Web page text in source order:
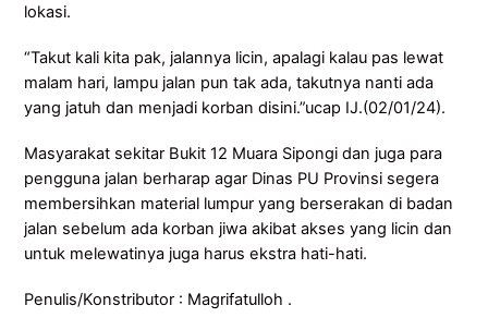
lokasi.
“Takut kali kita pak, jalannya licin, apalagi kalau pas lewat
malam hari, lampu jalan pun tak ada, takutnya nanti ada
yang jatuh dan menjadi korban disini.”ucap IJ.(02/01/24).
Masyarakat sekitar Bukit 12 Muara Sipongi dan juga para
pengguna jalan berharap agar Dinas PU Provinsi segera
membersihkan material lumpur yang berserakan di badan
jalan sebelum ada korban jiwa akibat akses yang licin dan
untuk melewatinya juga harus ekstra hati-hati.
Penulis/Konstributor : Magrifatulloh .